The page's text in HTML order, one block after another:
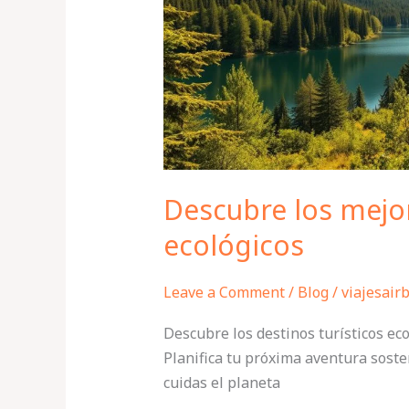
Descubre los
ecológicos
Leave a Comment/ Blog/
Descubre los destinos turísticos
Planifica tu próxima aventura
cuidas el planeta